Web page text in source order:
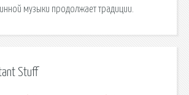
музыки продолжает традиции.
Stuff